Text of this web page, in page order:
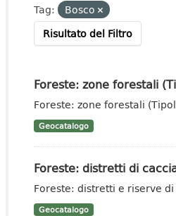
Tag:
Bosco
Risultato del Filtro
Foreste: zone forestali
Foreste: zone forestali
Geocatalogo
Foreste: distretti di
Foreste: distretti e riserve
Geocatalogo